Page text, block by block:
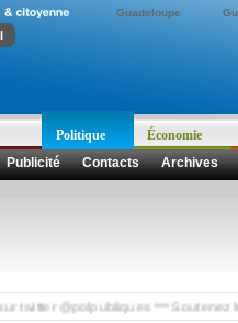
Guadeloupe
Politique
Économie
Publicité Contacts Archives
@polpubliques *** Soutenez le